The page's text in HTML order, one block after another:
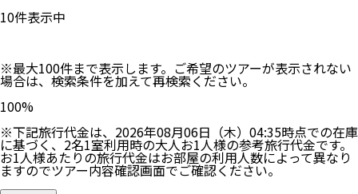
10件表示中
※最大100件まで表示します。ご希望のツアーが表示されない
場合は、検索条件を加えて再検索ください。
100%
※下記旅行代金は、 2026年08月06日（木）04:35時点での在庫
に基づく、2名1室利用時の大人お1人様の参考旅行代金です。
お1人様あたりの旅行代金はお部屋の利用人数によって異なり
ますのでツアー内容確認画面でご確認ください。